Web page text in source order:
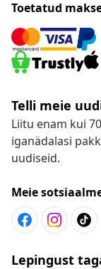
Toetatud
Telli meie
Liitu enam kui
iganädalasi
uudiseid.
Meie
Lepingust